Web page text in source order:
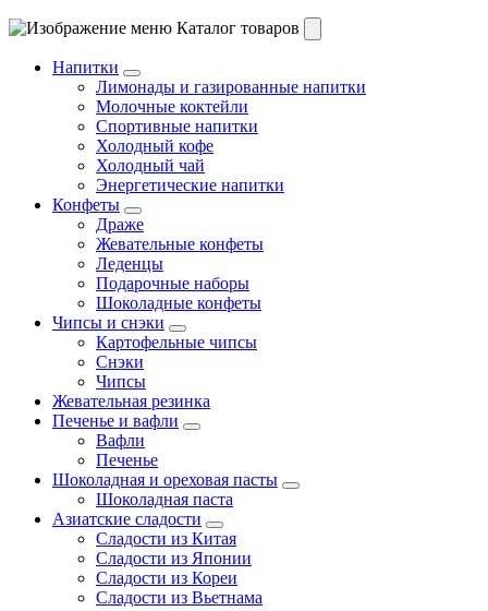
Каталог товаров
Напитки
Лимонады и газированные напитки
Молочные коктейли
Спортивные напитки
Холодный кофе
Холодный чай
Энергетические напитки
Конфеты
Драже
Жевательные конфеты
Леденцы
Подарочные наборы
Шоколадные конфеты
Чипсы и снэки
Картофельные чипсы
Снэки
Чипсы
Жевательная резинка
Печенье и вафли
Вафли
Печенье
Шоколадная и ореховая пасты
Шоколадная паста
Азиатские сладости
Сладости из Китая
Сладости из Японии
Сладости из Кореи
Сладости из Вьетнама